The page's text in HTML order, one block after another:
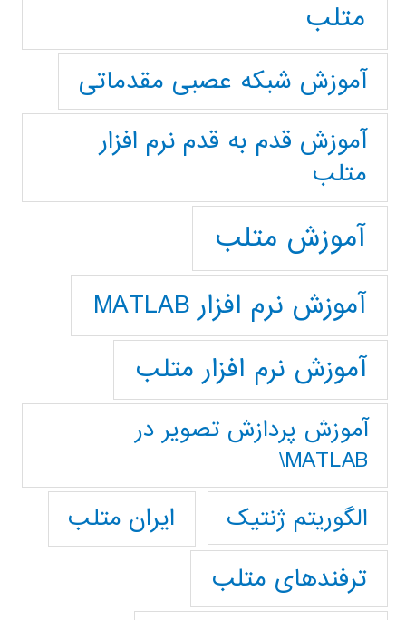
متلب
آموزش شبکه عصبی مقدماتی
آموزش قدم به قدم نرم افزار
متلب
آموزش متلب
آموزش نرم افزار MATLAB
آموزش نرم افزار متلب
آموزش پردازش تصوير در
MATLAB\
الگوریتم ژنتیک
ایران متلب
ترفندهای متلب